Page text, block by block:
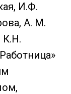
И.Ф.
А. М.
К.Н.